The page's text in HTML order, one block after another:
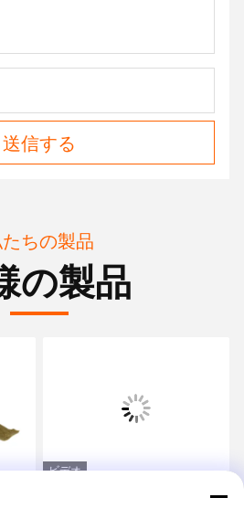
送信する
ちの製品
の製品
ビデオ
パイプラインフレンズ用